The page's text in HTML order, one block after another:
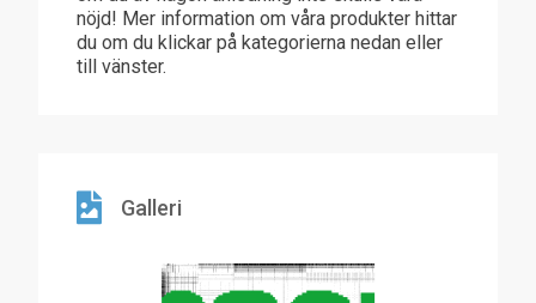
nöjd! Mer information om våra produkter hittar
du om du klickar på kategorierna nedan eller
till vänster.
Galleri